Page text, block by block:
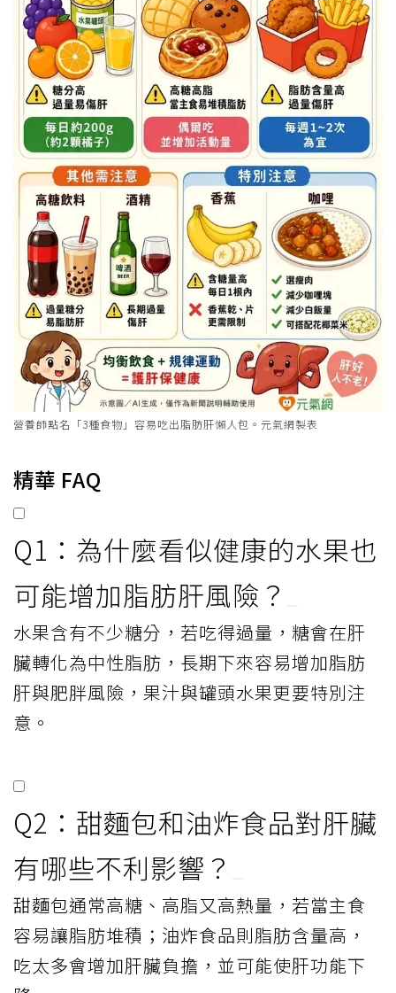
營養師點名「3種食物」容易吃出脂肪肝懶人包。元氣網製表
精華 FAQ
Q1：為什麼看似健康的水果也
可能增加脂肪肝風險？
水果含有不少糖分，若吃得過量，糖會在肝
臟轉化為中性脂肪，長期下來容易增加脂肪
肝與肥胖風險，果汁與罐頭水果更要特別注
意。
Q2：甜麵包和油炸食品對肝臟
有哪些不利影響？
甜麵包通常高糖、高脂又高熱量，若當主食
容易讓脂肪堆積；油炸食品則脂肪含量高，
吃太多會增加肝臟負擔，並可能使肝功能下